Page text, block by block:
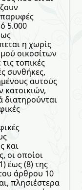
παρυφές
5.000
η χωρίς
οικοσίτων
τοπικές
συνθήκες,
αυτούς
κατοικιών,
και
οι οποίοι
έως (8) της
άρθρου 10
πλησιέστερα